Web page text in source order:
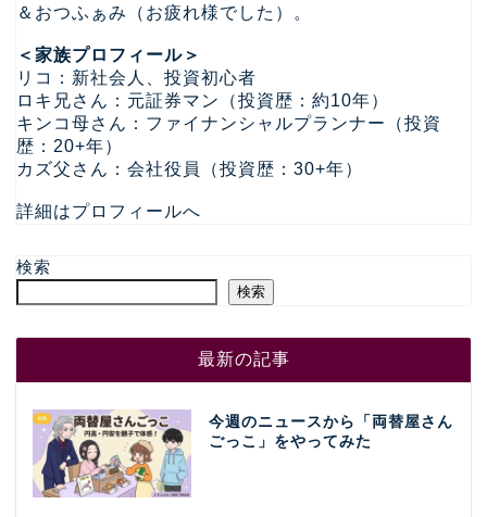
＆おつふぁみ（お疲れ様でした）。
＜家族プロフィール＞
リコ：新社会人、投資初心者
ロキ兄さん：元証券マン（投資歴：約10年）
キンコ母さん：ファイナンシャルプランナー（投資
歴：20+年）
カズ父さん：会社役員（投資歴：30+年）
詳細はプロフィールへ
検索
検索
最新の記事
今週のニュースから「両替屋さん
ごっこ」をやってみた